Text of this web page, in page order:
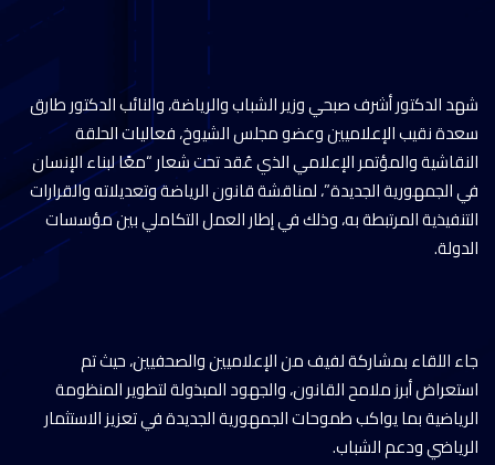
شهد الدكتور أشرف صبحي وزير الشباب والرياضة، والنائب الدكتور طارق
سعدة نقيب الإعلاميين وعضو مجلس الشيوخ، فعاليات الحلقة
النقاشية والمؤتمر الإعلامي الذي عُقد تحت شعار “معًا لبناء الإنسان
في الجمهورية الجديدة”، لمناقشة قانون الرياضة وتعديلاته والقرارات
التنفيذية المرتبطة به، وذلك في إطار العمل التكاملي بين مؤسسات
الدولة.
جاء اللقاء بمشاركة لفيف من الإعلاميين والصحفيين، حيث تم
استعراض أبرز ملامح القانون، والجهود المبذولة لتطوير المنظومة
الرياضية بما يواكب طموحات الجمهورية الجديدة في تعزيز الاستثمار
الرياضي ودعم الشباب.